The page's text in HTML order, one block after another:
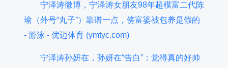
宁泽涛微博，宁泽涛女朋友98年超模富二代陈
瑜（外号“丸子”）靠谱一点，傍富婆被包养是假的
- 游泳 - 优迈体育 (ymtyc.com)
宁泽涛孙妍在，孙妍在“告白”：觉得真的好帅